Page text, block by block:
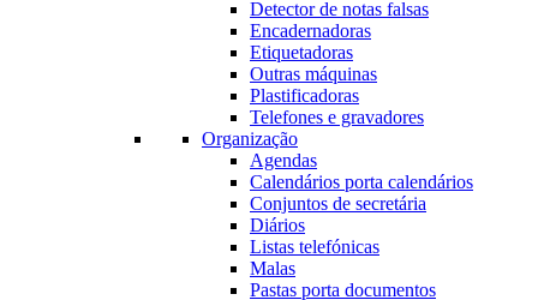
Detector de notas falsas
Encadernadoras
Etiquetadoras
Outras máquinas
Plastificadoras
Telefones e gravadores
Organização
Agendas
Calendários porta calendários
Conjuntos de secretária
Diários
Listas telefónicas
Malas
Pastas porta documentos